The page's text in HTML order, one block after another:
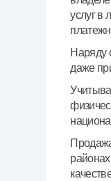
услуг в
Наряду
даже